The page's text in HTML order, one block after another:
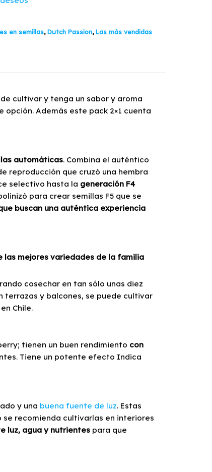
en semillas,Dutch Passion,Las más vendidas
cultivar y tenga un sabor y aroma
Además este pack 2×1 cuenta
automáticas. Combina el auténtico
reproducción que cruzó una hembra
selectivo hasta la generación F4
para crear semillas F5 que se
buscan una auténtica experiencia
las mejores variedades de la familia
cosechar en tan sólo unas diez
terrazas y balcones, se puede cultivar
en Chile.
tienen un buen rendimiento con
Tiene un potente efecto Indica
y una buena fuente de luz. Estas
recomienda cultivarlas en interiores
luz, agua y nutrientes para que